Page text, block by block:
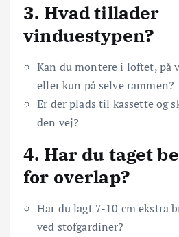
3. Hvad tillader
vinduestypen?
Kan du montere i loftet, på
eller kun på selve rammen?
Er der plads til kassette og
den vej?
4. Har du taget
for overlap?
Har du lagt 7-10 cm ekstra
ved stofgardiner?